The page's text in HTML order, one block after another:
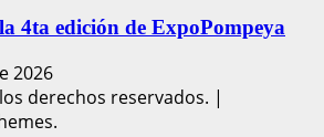
4ta edición de ExpoPompeya
2026
derechos reservados. |